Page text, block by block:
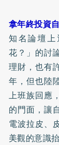
拿年終投資
知名論壇
花？」的討
理財，也有
年，但也陸
上班族回應
的門面，讓
電波拉皮、
美觀的意識